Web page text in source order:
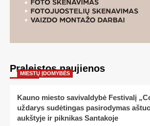
Praleistos naujienos
MIESTŲ ĮDOMYBĖS
Kauno miesto savivaldybė Festivalį
uždarys sudėtingas pasirodymas
aukštyje ir piknikas Santakoje